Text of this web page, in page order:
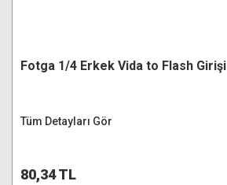
Fotga 1/4 Erkek Vida to Flash Girişi
Tüm Detayları Gör
80,34 TL